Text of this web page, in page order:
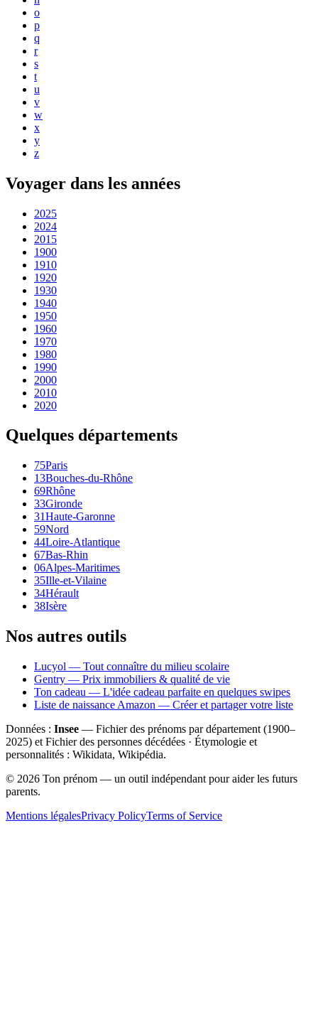
o
p
q
r
s
t
u
v
w
x
y
z
Voyager dans les années
2025
2024
2015
1900
1910
1920
1930
1940
1950
1960
1970
1980
1990
2000
2010
2020
Quelques départements
75Paris
13Bouches-du-Rhône
69Rhône
33Gironde
31Haute-Garonne
59Nord
44Loire-Atlantique
67Bas-Rhin
06Alpes-Maritimes
35Ille-et-Vilaine
34Hérault
38Isère
Nos autres outils
Lucyol — Tout connaître du milieu scolaire
Gentry — Prix immobiliers & qualité de vie
Ton cadeau — L'idée cadeau parfaite en quelques swipes
Liste de naissance Amazon — Créer et partager votre liste
Données : Insee — Fichier des prénoms par département (1900–
2025) et Fichier des personnes décédées · Étymologie et
personnalités : Wikidata, Wikipédia.
© 2026 Ton prénom — un outil indépendant pour aider les futurs
parents.
Mentions légalesPrivacy PolicyTerms of Service